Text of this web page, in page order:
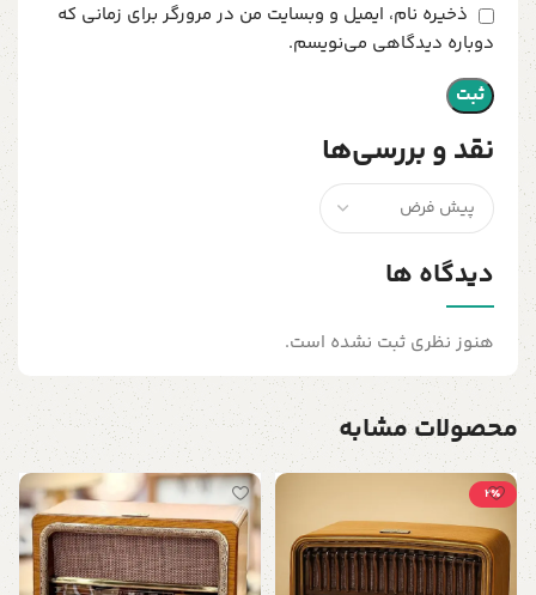
نقد و بررسی‌ها
دیدگاه ها
هنوز نظری ثبت نشده است.
ذخیره نام، ایمیل و وبسایت من در مرورگر برای زمانی که
دوباره دیدگاهی می‌نویسم.
محصولات مشابه
2٪